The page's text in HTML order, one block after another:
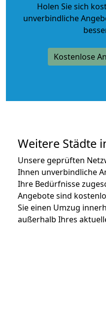
Holen Sie sich
unverbindliche
Kostenlose
Weitere Städte
Unsere geprüften
Ihnen unverbindliche
Ihre Bedürfnisse
Angebote sind
Sie einen Umzug
außerhalb Ihres